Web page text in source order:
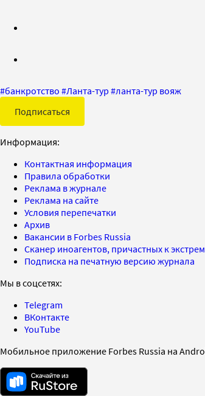
#банкротство #Ланта-тур #ланта-тур вояж
Подписаться
Информация:
Контактная информация
Правила обработки
Реклама в журнале
Реклама на сайте
Условия перепечатки
Архив
Вакансии в Forbes Russia
Сканер иноагентов, причастных к
Подписка на печатную версию журнала
Мы в соцсетях:
Telegram
ВКонтакте
YouTube
Мобильное приложение Forbes Russia на